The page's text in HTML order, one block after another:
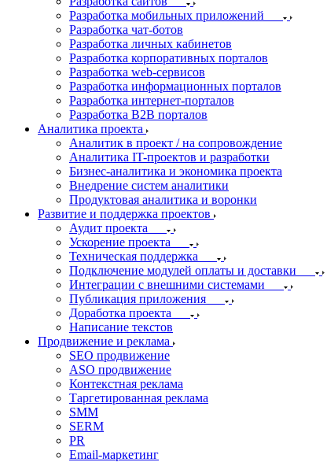
Разработка мобильных приложений
Разработка чат-ботов
Разработка личных кабинетов
Разработка корпоративных порталов
Разработка web-сервисов
Разработка информационных порталов
Разработка интернет-порталов
Разработка B2B порталов
Аналитика проекта
Аналитик в проект / на сопровождение
Аналитика IT-проектов и разработки
Бизнес-аналитика и экономика проекта
Внедрение систем аналитики
Продуктовая аналитика и воронки
Развитие и поддержка проектов
Аудит проекта
Ускорение проекта
Техническая поддержка
Подключение модулей оплаты и доставки
Интеграции с внешними системами
Публикация приложения
Доработка проекта
Написание текстов
Продвижение и реклама
SEO продвижение
ASO продвижение
Контекстная реклама
Таргетированная реклама
SMM
SERM
PR
Email-маркетинг